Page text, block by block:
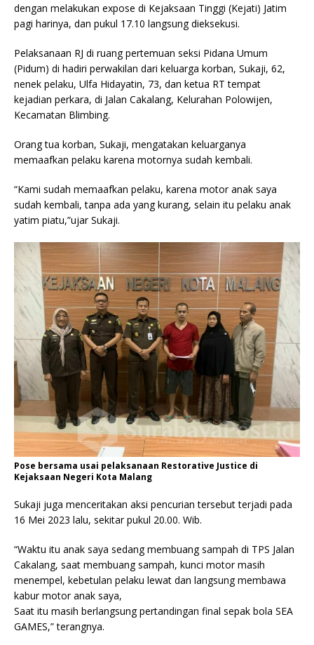
dengan melakukan expose di Kejaksaan Tinggi (Kejati) Jatim
pagi harinya, dan pukul 17.10 langsung dieksekusi.
Pelaksanaan RJ di ruang pertemuan seksi Pidana Umum
(Pidum) di hadiri perwakilan dari keluarga korban, Sukaji, 62,
nenek pelaku, Ulfa Hidayatin, 73, dan ketua RT tempat
kejadian perkara, di Jalan Cakalang, Kelurahan Polowijen,
Kecamatan Blimbing.
Orang tua korban, Sukaji, mengatakan keluarganya
memaafkan pelaku karena motornya sudah kembali.
“Kami sudah memaafkan pelaku, karena motor anak saya
sudah kembali, tanpa ada yang kurang, selain itu pelaku anak
yatim piatu,”ujar Sukaji.
Pose bersama usai pelaksanaan Restorative Justice di
Kejaksaan Negeri Kota Malang
Sukaji juga menceritakan aksi pencurian tersebut terjadi pada
16 Mei 2023 lalu, sekitar pukul 20.00. Wib.
“Waktu itu anak saya sedang membuang sampah di TPS Jalan
Cakalang, saat membuang sampah, kunci motor masih
menempel, kebetulan pelaku lewat dan langsung membawa
kabur motor anak saya,
Saat itu masih berlangsung pertandingan final sepak bola SEA
GAMES,” terangnya.